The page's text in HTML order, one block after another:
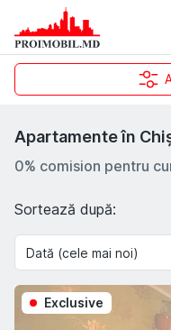
Apartamente în
0% comision pentru
Sortează după:
Exclusive